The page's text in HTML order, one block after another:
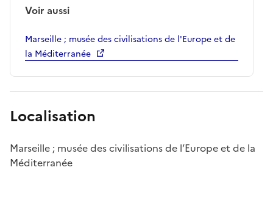
Voir aussi
Marseille ; musée des civilisations de l'Europe et de
la Méditerranée
Localisation
Marseille ; musée des civilisations de l’Europe et de la
Méditerranée